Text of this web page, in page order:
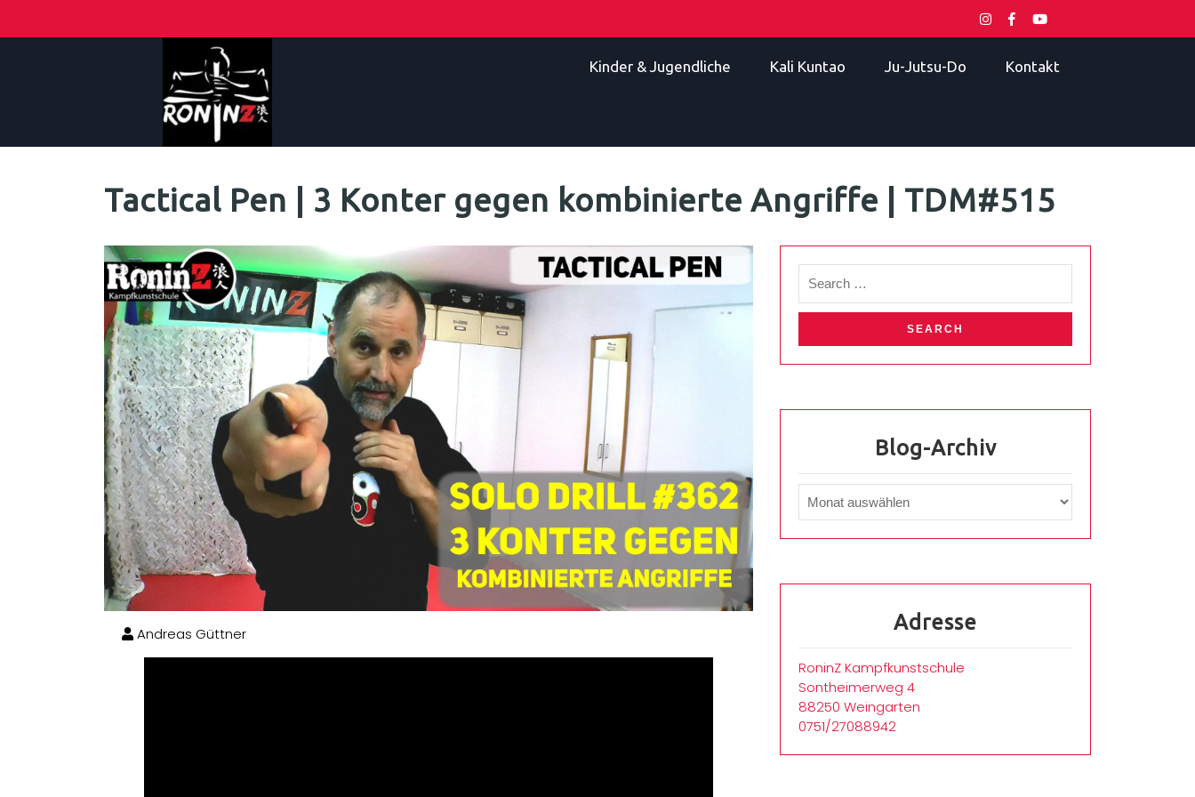
Kinder & Jugendliche Kali Kuntao Ju-Jutsu-Do Kontakt
Tactical Pen | 3 Konter gegen kombinierte Angriffe | TDM#515
Andreas Güttner
Blog-Archiv
Adresse
RoninZ Kampfkunstschule
Sontheimerweg 4
88250 Weingarten
0751/27088942